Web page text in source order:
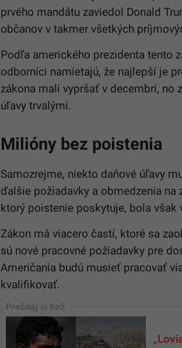
prvého mandátu zaviedol Donald
občanov v takmer všetkých
Podľa amerického prezidenta tento
odborníci namietajú, že najlepší je
zákona mali vypršať v decembri, no
úľavy trvalými.
Milióny bez poistenia
Samozrejme, niekto daňové úľavy
ďalšie požiadavky a obmedzenia
ktorý poistenie poskytuje, bola
Zákon má viacero častí, ktoré sa
sú nové pracovné požiadavky pre
Američania budú musieť pracovať
kvalifikovať.